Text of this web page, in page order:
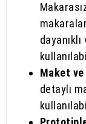
Maket
detaylı